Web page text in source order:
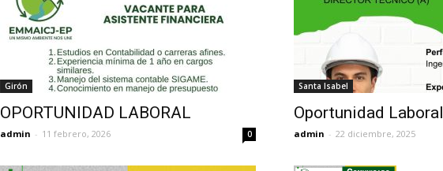
Girón
OPORTUNIDAD LABORAL
admin - 11 febrero, 2026 0
Santa Isabel
Oportunidad Laboral
admin - 22 diciembre, 2025